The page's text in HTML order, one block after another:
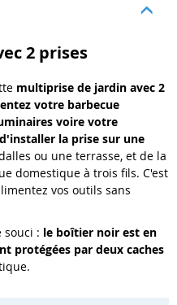
2 prises
multiprise de jardin avec 2
votre barbecue
voire votre
d'installer la prise sur une
ou une terrasse, et de la
domestique à trois fils. C'est
vos outils sans
souci : le boîtier noir est en
protégées par deux caches